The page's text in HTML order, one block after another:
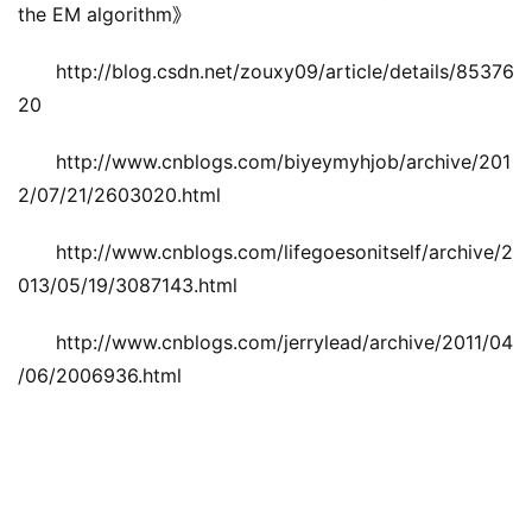
the EM algorithm》
http://blog.csdn.net/zouxy09/article/details/85376
20
http://www.cnblogs.com/biyeymyhjob/archive/201
2/07/21/2603020.html
http://www.cnblogs.com/lifegoesonitself/archive/2
013/05/19/3087143.html
http://www.cnblogs.com/jerrylead/archive/2011/04
/06/2006936.html